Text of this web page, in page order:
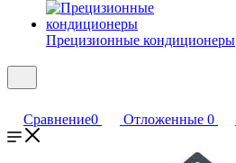
Прецизионные кондиционеры
Сравнение0 Отложенные 0